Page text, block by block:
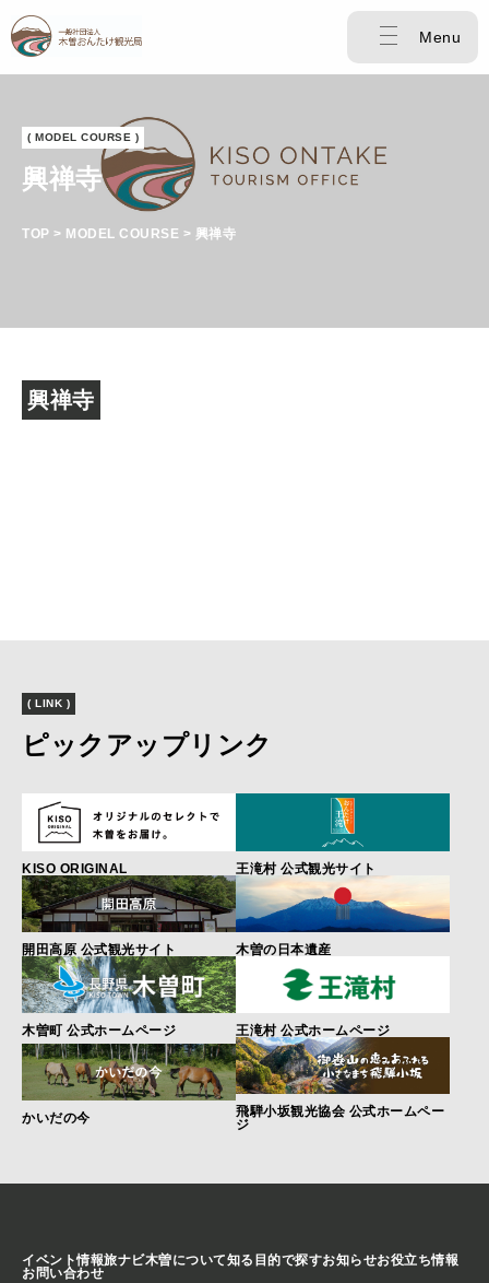
Menu
( MODEL COURSE )
興禅寺
TOP > MODEL COURSE > 興禅寺
興禅寺
( LINK )
ピックアップリンク
KISO ORIGINAL 王滝村 公式観光サイト
開田高原 公式観光サイト 木曽の日本遺産
木曽町 公式ホームページ 王滝村 公式ホームページ
かいだの今
飛騨小坂観光協会 公式ホームペー
ジ
イベント情報旅ナビ木曽について知る 目的で探すお知らせお役立ち情報
お問い合わせ